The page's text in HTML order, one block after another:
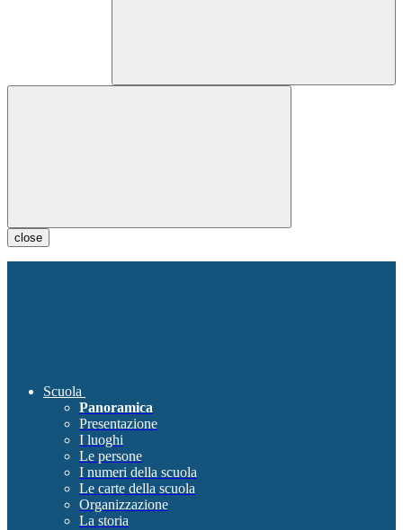
close
Scuola
Panoramica
Presentazione
I luoghi
Le persone
I numeri della scuola
Le carte della scuola
Organizzazione
La storia